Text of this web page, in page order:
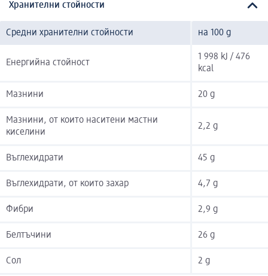
Хранителни стойности
Средни хранителни стойности на 100 g
Енергийна стойност
1 998 kJ / 476
kcal
Мазнини 20 g
Мазнини, от които наситени мастни
киселини
2,2 g
Въглехидрати 45 g
Въглехидрати, от които захар 4,7 g
Фибри 2,9 g
Белтъчини 26 g
Сол 2 g